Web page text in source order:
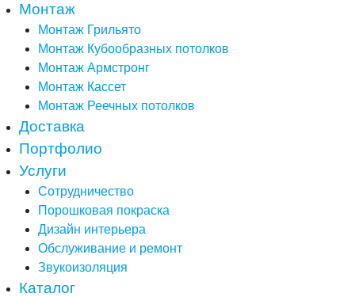
Монтаж
Монтаж Грильято
Монтаж Кубообразных потолков
Монтаж Армстронг
Монтаж Кассет
Монтаж Реечных потолков
Доставка
Портфолио
Услуги
Сотрудничество
Порошковая покраска
Дизайн интерьера
Обслуживание и ремонт
Звукоизоляция
Каталог